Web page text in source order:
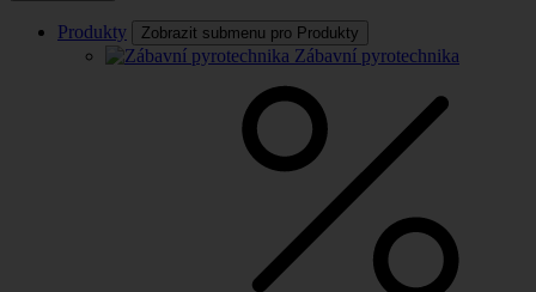
Produkty Zobrazit submenu pro Produkty
Zábavní pyrotechnika